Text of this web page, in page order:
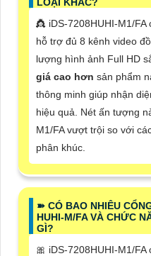
👸 iDS-7208HUHI-M1/
hỗ trợ đủ 8 kênh video
lượng hình ảnh Full HD
giá cao hơn sản phẩm
thông minh giúp nhận
hiệu quả. Nét ấn tượng
M1/FA vượt trội so với
phân khúc.
➽ CÓ BAO NHIÊU
HUHI-M/FA VÀ CHỨC
GÌ?
🎀 iDS-7208HUHI-M1/